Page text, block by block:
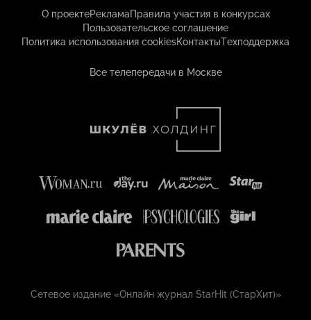
О проектеРекламаПравила участия в конкурсах
Пользовательское соглашение
Политика использования cookiesКонтактыТехподдержка
Все телепередачи в Москве
Сетевое издание «Онлайн журнал StarHit (СтарХит)»